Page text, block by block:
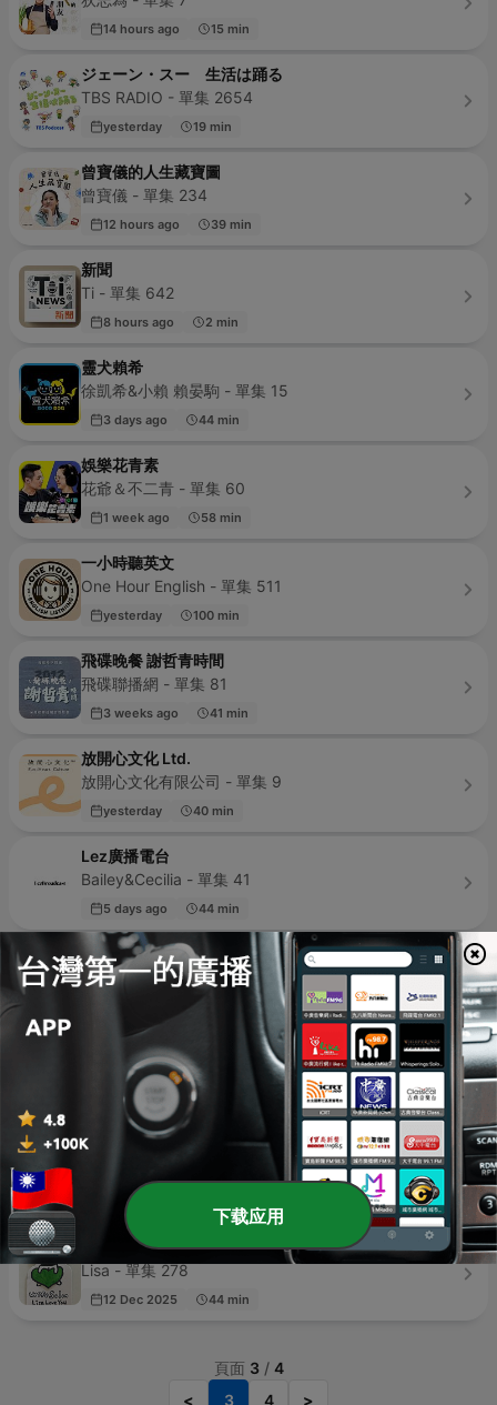
14 hours ago 15 min
ジェーン・スー 生活は踊る
TBS RADIO - 單集 2654
yesterday 19 min
曾寶儀的人生藏寶圖
曾寶儀 - 單集 234
12 hours ago 39 min
新聞
Ti - 單集 642
8 hours ago 2 min
靈犬賴希
徐凱希&小賴 賴晏駒 - 單集 15
3 days ago 44 min
娛樂花青素
花爺＆不二青 - 單集 60
1 week ago 58 min
一小時聽英文
One Hour English - 單集 511
yesterday 100 min
飛碟晚餐 謝哲青時間
飛碟聯播網 - 單集 81
3 weeks ago 41 min
放開心文化 Ltd.
放開心文化有限公司 - 單集 9
yesterday 40 min
Lez廣播電台
Bailey&Cecilia - 單集 41
5 days ago 44 min
獨聲女
明白 - 單集 224
籃籃、何美、舒子晨 - 單集 25
3 days ago
安住紳一郎の日曜天国
5 days ago
人妻交誼廳 Wife Salon
Lisa - 單集 278
12 Dec 2025 44 min
頁面 3/ 4
<
3 4 >
下载应用